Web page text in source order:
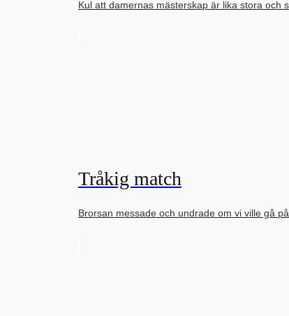
Kul att damernas mästerskap är lika stora och
Tråkig match
Brorsan messade och undrade om vi ville gå